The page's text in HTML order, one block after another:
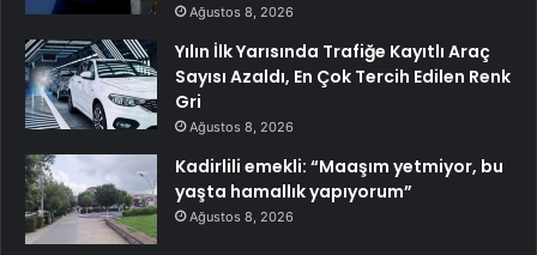
Ağustos 8, 2026
Yılın İlk Yarısında Trafiğe Kayıtlı Araç
Sayısı Azaldı, En Çok Tercih Edilen Renk
Gri
Ağustos 8, 2026
Kadirlili emekli: “Maaşım yetmiyor, bu
yaşta hamallık yapıyorum”
Ağustos 8, 2026